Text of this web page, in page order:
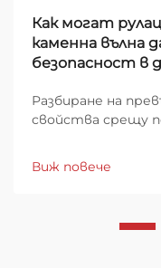
Как могат
каменна вълна
безопасност в
Разбиране на
свойства срещу
от пожарни
материал играе
Виж повече